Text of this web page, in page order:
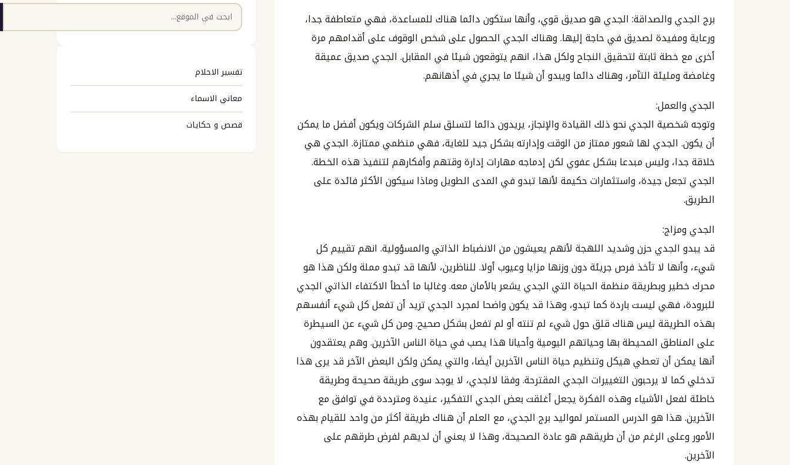
برج الجدي والصداقة: الجدي هو صديق قوي، وأنها ستكون دائما هناك للمساعدة، فهي متعاطفة جدا،
ورعاية ومفيدة لصديق في حاجة إليها. وهناك الجدي الحصول على شخص الوقوف على أقدامهم مرة
أخرى مع خطة ثابتة لتحقيق النجاح ولكل هذا، انهم يتوقعون شيئا في المقابل. الجدي صديق عميقة
وغامضة ومليئة التآمر، وهناك دائما ويبدو أن شيئا ما يجري في أذهانهم.
الجدي والعمل:
وتوجه شخصية الجدي نحو ذلك القيادة والإنجاز، يريدون دائما لتسلق سلم الشركات ويكون أفضل ما يمكن
أن يكون. الجدي لها شعور ممتاز من الوقت وإدارته بشكل جيد للغاية، فهي منظمي ممتازة. الجدي هي
خلاقة جدا، وليس مبدعا بشكل عفوي لكن إدماجه مهارات إدارة وقتهم وأفكارهم لتنفيذ هذه الخطة.
الجدي تجعل جيدة، واستثمارات حكيمة لأنها تبدو في المدى الطويل وماذا سيكون الأكثر فائدة على
الطريق.
الجدي ومزاج:
قد يبدو الجدي حزن وشديد اللهجة لأنهم يعيشون من الانضباط الذاتي والمسؤولية. انهم تقييم كل
شيء، وأنها لا تأخذ فرص جريئة دون وزنها مزايا وعيوب أولا. للناظرين، لأنها قد تبدو مملة ولكن هذا هو
محرك خطير وبطريقة منظمة الحياة التي الجدي يشعر بالأمان معه. وغالبا ما أخطأ الاكتفاء الذاتي الجدي
للبرودة، فهي ليست باردة كما تبدو، وهذا قد يكون واضحا لمجرد الجدي تريد أن تفعل كل شيء أنفسهم
بهذه الطريقة ليس هناك قلق حول شيء لم تنته أو لم تفعل بشكل صحيح. ومن كل شيء عن السيطرة
على المناطق المحيطة بها وحياتهم اليومية وأحيانا هذا يصب في حياة الناس الآخرين. وهم يعتقدون
أنها يمكن أن تعطي هيكل وتنظيم حياة الناس الآخرين أيضا، والتي يمكن ولكن البعض الآخر قد يرى هذا
تدخلي كما لا يرحبون التغييرات الجدي المقترحة. وفقا لالجدي، لا يوجد سوى طريقة صحيحة وطريقة
خاطئة لفعل الأشياء وهذه الفكرة يجعل أغلقت بعض الجدي التفكير، عنيدة ومترددة في توافق مع
الآخرين. هذا هو الدرس المستمر لمواليد برج الجدي، مع العلم أن هناك طريقة أكثر من واحد للقيام بهذه
الأمور وعلى الرغم من أن طريقهم هو عادة الصحيحة، وهذا لا يعني أن لديهم لفرض طرقهم على
الآخرين.
البحث
تفسير الاحلام
معاني الاسماء
قصص و حكايات